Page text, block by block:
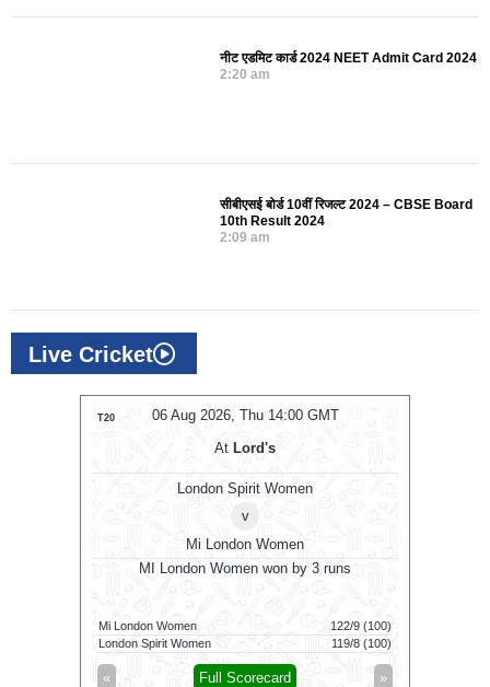
नीट एडमिट कार्ड 2024 NEET Admit Card 2024
2:20 am
सीबीएसई बोर्ड 10वीं रिजल्ट 2024 – CBSE Board
10th Result 2024
2:09 am
Live Cricket
06 Aug 2026, Thu 14:00 GMT
T20
At Lord's
London Spirit Women
v
Mi London Women
MI London Women won by 3 runs
Mi London Women
122/9 (100)
London Spirit Women
119/8 (100)
« »
Full Scorecard